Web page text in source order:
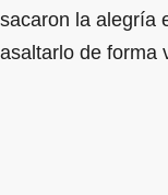
sacaron la alegría
asaltarlo de forma